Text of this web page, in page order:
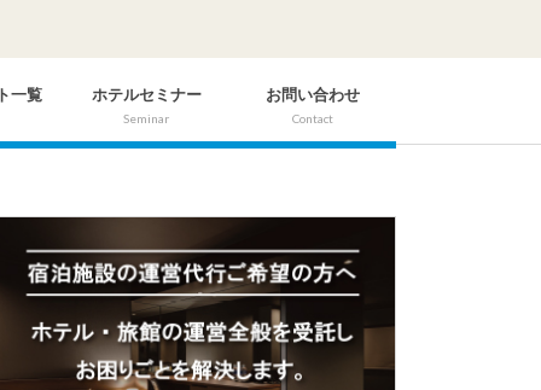
一覧 ホテルセミナー
Seminar
お問い合わせ
Contact